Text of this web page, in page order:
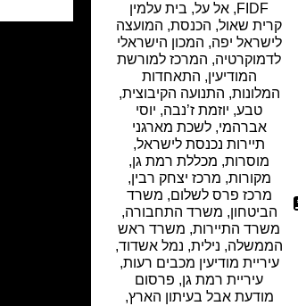
FIDF
, אל על, בית עלמין
קרית שאול, הכנסת, המועצה
לישראל יפה, המכון הישראלי
לדמוקרטיה, המרכז למורשת
המודיעין, התאחדות
המלונות, התנועה הקיבוצית,
טבע, יוזמת ז’נבה, יוסי
אברהמי,לשכת מארגני
תיירות נכנסת לישראל,
מוסרות, מכללת רמת גן,
מקורות, מרכז יצחק רבין,
מרכז פרס לשלום, משרד
הביטחון, משרד התחבורה,
משרד התיירות, משרד ראש
הממשלה, נילית, נמל אשדוד,
עיריית מודיעין מכבים רעות,
עיריית רמת גן, פרסום
מודעת אבל בעיתון הארץ,